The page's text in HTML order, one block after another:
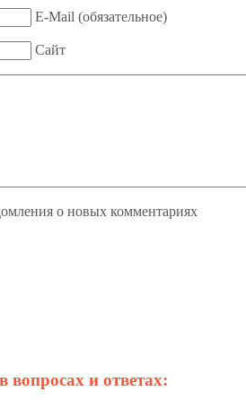
E-Mail (обязательное)
Сайт
о новых комментариях
и ответах: